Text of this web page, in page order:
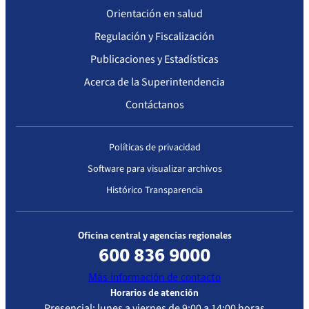
Orientación en salud
Regulación y Fiscalización
Publicaciones y Estadísticas
Acerca de la Superintendencia
Contáctanos
Políticas de privacidad
Software para visualizar archivos
Histórico Transparencia
Oficina central y agencias regionales
600 836 9000
Más información de contacto
Horarios de atención